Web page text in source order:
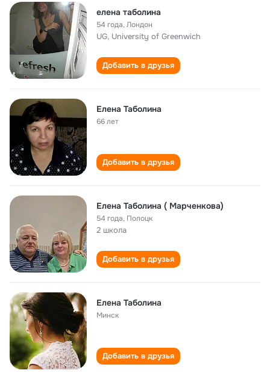
елена таболина
54 года,Лондон
UG, University of Greenwich
Добавить в друзья
Елена Таболина
66 лет
Добавить в друзья
Елена Таболина ( Марченкова)
54 года, Полоцк
2 школа
Добавить в друзья
Елена Таболина
Минск
Добавить в друзья